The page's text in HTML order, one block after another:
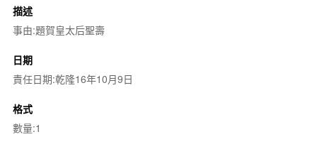
描述
事由:題賀皇太后聖壽
日期
責任日期:乾隆16年10月9日
格式
數量:1